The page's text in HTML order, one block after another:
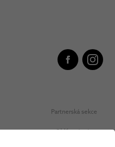
Partnerská sekce
Oblíbená místa